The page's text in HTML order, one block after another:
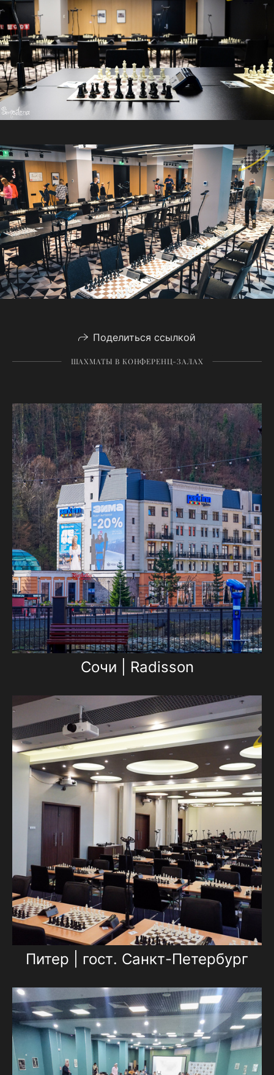
Поделиться ссылкой
ШАХМАТЫ В КОНФЕРЕНЦ-ЗАЛАХ
Сочи | Radisson
Питер | гост. Санкт-Петербург